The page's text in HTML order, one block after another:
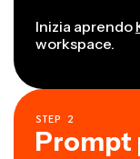
Inizia aprendo
workspace.
STEP 2
Prompt